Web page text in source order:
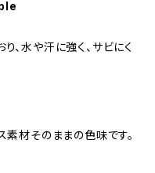
、水や汗に強く、サビにく
素材そのままの色味です。